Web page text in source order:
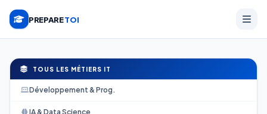
PREPARETOI
TOUS LES MÉTIERS IT
Développement & Prog.
IA & Data Science